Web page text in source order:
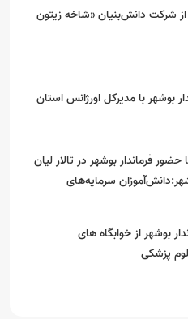
از شرکت دانش‌بنیان «شاخه زیتون
بوشهر با مدیرکل اورژانس استان
فرماندار بوشهر در تالار لیان
سرمایه‌های
بوشهر از خوابگاه های
پزشکی